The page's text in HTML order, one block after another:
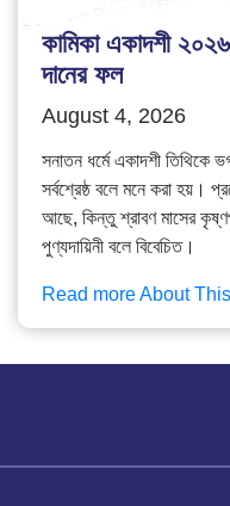
কামিকা একাদশী
দানের ফল
August 4, 2026
সনাতন ধর্মে একাদশী তিথিকে
সর্বশ্রেষ্ঠ বলে মনে করা হয়।
আছে, কিন্তু শ্রাবণ মাসের
পুণ্যদায়িনী বলে বিবেচিত।
Read more About